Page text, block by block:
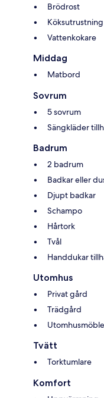
Brödrost
Köksutrustning
Vattenkokare
Middag
Matbord
Sovrum
5 sovrum
Sängkläder
Badrum
2 badrum
Badkar eller
Djupt badkar
Schampo
Hårtork
Tvål
Handdukar
Utomhus
Privat gård
Trädgård
Tvätt
Torktumlare
Komfort